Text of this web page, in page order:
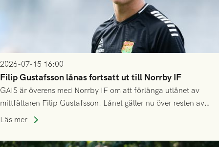
2026-07-15 16:00
Filip Gustafsson lånas fortsatt ut till Norrby IF
GAIS är överens med Norrby IF om att förlänga utlånet av
mittfältaren Filip Gustafsson. Lånet gäller nu över resten av
säsongen 2026.
Läs mer